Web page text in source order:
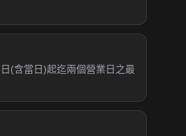
(含當日)起迄兩個營業日之最